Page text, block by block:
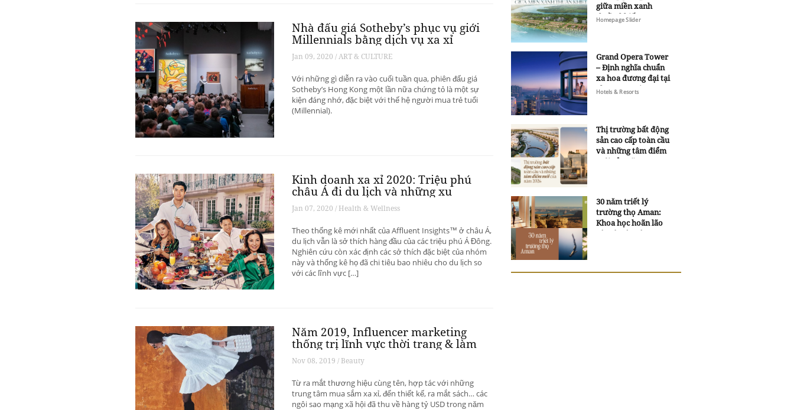
Nhà đấu giá Sotheby’s phục vụ giới
Millennials bằng dịch vụ xa xỉ
Jan 09, 2020 / ART & CULTURE
Với những gì diễn ra vào cuối tuần qua, phiên đấu giá
Sotheby’s Hong Kong một lần nữa chứng tỏ là một sự
kiện đáng nhớ, đặc biệt với thế hệ người mua trẻ tuổi
(Millennial).
Kinh doanh xa xỉ 2020: Triệu phú
châu Á đi du lịch và những xu
hướng có thể thay đổi ngành du
lịch thượng lưu
Jan 07, 2020 / Health & Wellness
Theo thống kê mới nhất của Affluent Insights™ ở châu Á,
du lịch vẫn là sở thích hàng đầu của các triệu phú Á Đông.
Nghiên cứu còn xác định các sở thích đặc biệt của nhóm
này và thống kê họ đã chi tiêu bao nhiêu cho du lịch so
với các lĩnh vực […]
Năm 2019, Influencer marketing
thống trị lĩnh vực thời trang & làm
đẹp
Nov 08, 2019 / Beauty
Từ ra mắt thương hiệu cùng tên, hợp tác với những
trung tâm mua sắm xa xỉ, đến thiết kế, ra mắt sách… các
ngôi sao mạng xã hội đã thu về hàng tỷ USD trong năm
giữa miền xanh
thuần khiết
Homepage Slider
Grand Opera Tower
– Định nghĩa chuẩn
xa hoa đương đại tại
Sheraton Saigon
Hotels & Resorts
Thị trường bất động
sản cao cấp toàn cầu
và những tâm điểm
mới của năm 2026
30 năm triết lý
trường thọ Aman:
Khoa học hoãn lão
và trí tuệ ngàn xưa